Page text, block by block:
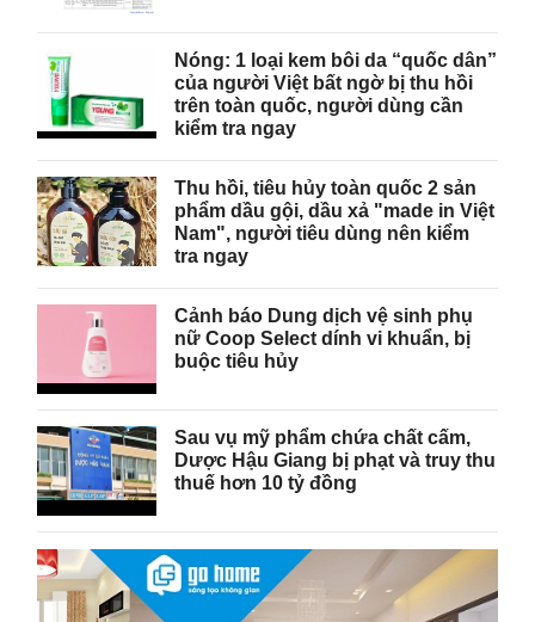
Nóng: 1 loại kem bôi da “quốc dân”
của người Việt bất ngờ bị thu hồi
trên toàn quốc, người dùng cần
kiểm tra ngay
Thu hồi, tiêu hủy toàn quốc 2 sản
phẩm dầu gội, dầu xả "made in Việt
Nam", người tiêu dùng nên kiểm
tra ngay
Cảnh báo Dung dịch vệ sinh phụ
nữ Coop Select dính vi khuẩn, bị
buộc tiêu hủy
Sau vụ mỹ phẩm chứa chất cấm,
Dược Hậu Giang bị phạt và truy thu
thuế hơn 10 tỷ đồng